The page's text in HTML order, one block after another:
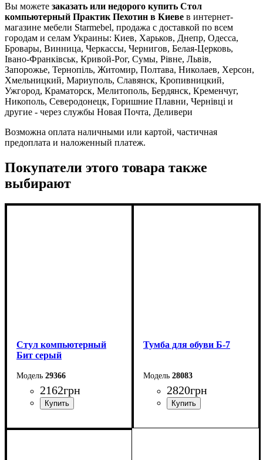
Вы можете заказать или недорого купить Стол
компьютерный Практик Пехотин в Киеве в интернет-
магазине мебели Starmebel, продажа с доставкой по всем
городам и селам Украины: Киев, Харьков, Днепр, Одесса,
Бровары, Винница, Черкассы, Чернигов, Белая-Церковь,
Івано-Франківськ, Кривой-Рог, Сумы, Рівне, Львів,
Запорожье, Тернопіль, Житомир, Полтава, Николаев, Херсон,
Хмельницкий, Мариуполь, Славянск, Кропивницкий,
Ужгород, Краматорск, Мелитополь, Бердянск, Кременчуг,
Никополь, Северодонецк, Горишние Плавни, Чернівці и
другие - через службы Новая Почта, Деливери
Возможна оплата наличными или картой, частичная
предоплата и наложенный платеж.
Покупатели этого товара также
выбирают
Стул компьютерный
Бит серый
29366
2162грн
Тумба для обуви Б-7
28083
2820грн